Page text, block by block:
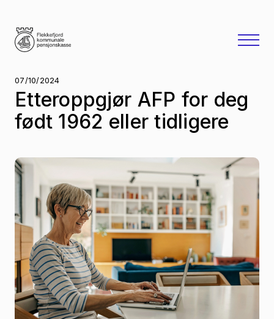
07/10/2024
Etteroppgjør AFP for deg
født 1962 eller tidligere